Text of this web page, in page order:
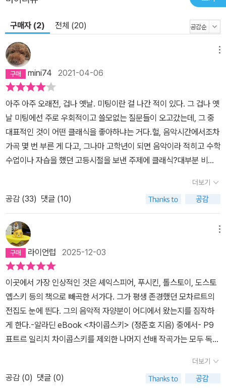
구매자 (2) 전체 (20)
mini74 2021-04-06
아주 아주 오래전, 겁나 옛날. 미팅이란 걸 나간 적이 있다. 그 겁나 옛
날 미팅에선 주로 우회적이고 쓸모없는 질문들이 오고갔는데, 그 중
대표적인 것이 어떤 클래식을 좋아하냐는 거다.헐, 음악시간에서조차
가곡 몇 번 부른 게 다고, 그나마 고학년이 되면 음악이라 적히고 수학
수업이나 자습을 했던 고등시절을 보낸 주제에 클래식?대부분 비창
리가 나왔나보다. 비발디의 사계 중 무엇을 좋아하냐고 물으니 삼계
라고 했다는. 남의 일이 아니다.차이콥스키, 내겐 아직 차이코프스키
가 더 익숙하지만, 요즘은 차이콥스키라 해야 한단다.차이콥스키를
좋아하게 된 건, 중학교 때였다. 중간고사가 끝난 날, 학교에서 단체로
영화관람을 했다. 재미있는 영화들 다 놔두고, 학교에서 선정한 영화
는 바로 <차이코프스키>였다. 꽤나 긴 영화였다. 불편한 의자와 긴
관람시간에 거기다 중간고사를 마친 날이니, 친구들은 하나둘 잠이
들었다가, 피아노 협주곡 제1번의 웅장함에 놀라 깼다가 다시 잠들곤
했다.그런데 그 영화가 참 좋았다. 닥터지바고를 좋아했고, 톨스토이
를 좋아했던 그 시절, 영화의 화면도 그리고 그 화면을 깨고 나올 것
같던 음악들, 하얀 눈들과 아름다운 옷차림의 러시아 귀족들, 그리고
러시아 학생들의 교복도 멋있었다.그 후 여전히 클래식엔 촌스러운
내게, 최고로 좋아하는 클래식?하면 차이콥스키의 피아노협주곡 제1
번이 되었다.아, 그 영화 속 대포소리에 졸던 아이들이 놀랐던 것도 기
더보기
공감 (33) 댓글 (10)
라이언럽 2025-12-03
이곳에서 가장 인상적인 것은 셰익스피어, 푸시킨, 톨스토이, 도스토
옙스키 등의 책으로 빼곡한 서가다. 그가 평생 존경했던 모차르트의
전집도 눈에 띈다. 그의 음악적 자양분이 어디에서 왔는지를 짐작하
게 한다.-알라딘 eBook <차이콥스키> (정준호 지음) 중에서- P9
표트르 일리치 차이콥스키를 제외한 나머지 선배 작곡가는 모두 독일
를 더해야 한다고 주장할지언정 이들이 자격 미달이라고 할 사람은
없으리라. 독일은 서양음악사의 절정기인 18세기부터 19세기를 지나
더보기
공감 (0) 댓글 (0)